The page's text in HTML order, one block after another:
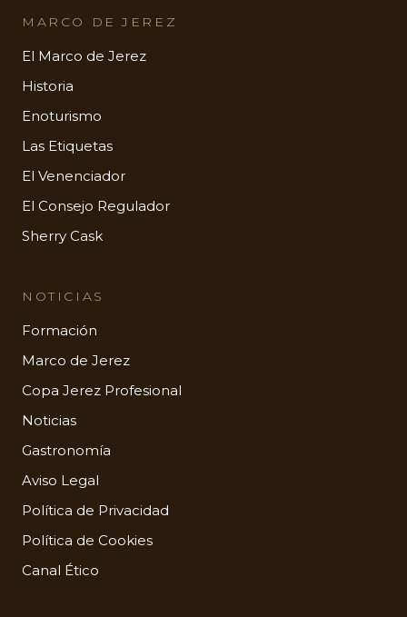
MARCO DE JEREZ
El Marco de Jerez
Historia
Enoturismo
Las Etiquetas
El Venenciador
El Consejo Regulador
Sherry Cask
NOTICIAS
Formación
Marco de Jerez
Copa Jerez Profesional
Noticias
Gastronomía
Aviso Legal
Política de Privacidad
Política de Cookies
Canal Ético